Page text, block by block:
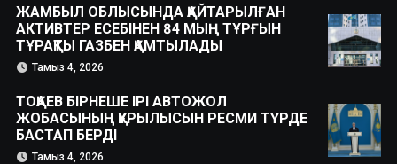
ЖАМБЫЛ ОБЛЫСЫНДА ҚАЙТАРЫЛҒАН
АКТИВТЕР ЕСЕБІНЕН 84 МЫҢ ТҰРҒЫН
ТҰРАҚТЫ ГАЗБЕН ҚАМТЫЛАДЫ
Тамыз 4, 2026
ТОҚАЕВ БІРНЕШЕ ІРІ АВТОЖОЛ
ЖОБАСЫНЫҢ ҚҰРЫЛЫСЫН РЕСМИ ТҮРДЕ
БАСТАП БЕРДІ
Тамыз 4, 2026